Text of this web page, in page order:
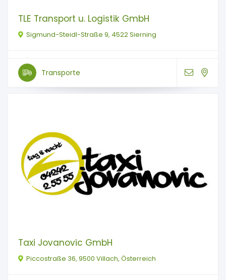
TLE Transport u. Logistik GmbH
Sigmund-Steidl-Straße 9, 4522 Sierning
Transporte
Taxi Jovanovic GmbH
Piccostraße 36, 9500 Villach, Österreich